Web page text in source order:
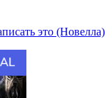
это (Новелла)